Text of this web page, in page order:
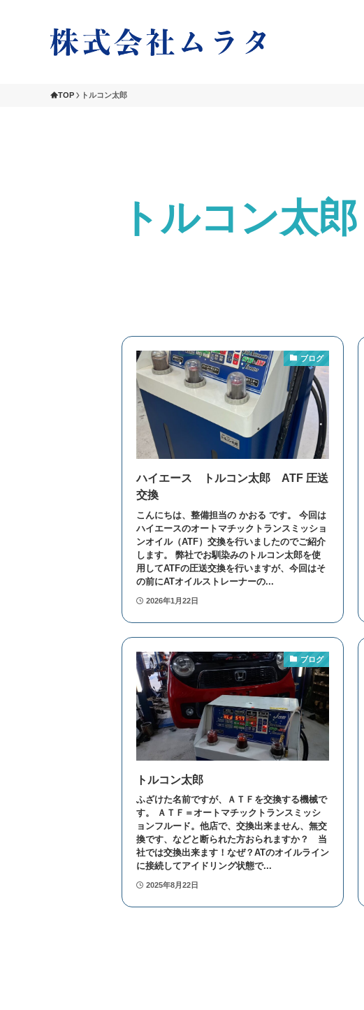
TOP トルコン太郎
トルコン太郎
ブログ
ハイエース トルコン太郎 ATF 圧送
交換
こんにちは、整備担当の かおる です。 今回は
ハイエースのオートマチックトランスミッショ
ンオイル（ATF）交換を行いましたのでご紹介
します。 弊社でお馴染みのトルコン太郎を使
用してATFの圧送交換を行いますが、今回はそ
の前にATオイルストレーナーの...
2026年1月22日
ブログ
トルコン太郎
ふざけた名前ですが、ＡＴＦを交換する機械で
す。 ＡＴＦ＝オートマチックトランスミッシ
ョンフルード。他店で、交換出来ません、無交
換です、などと断られた方おられますか？ 当
社では交換出来ます！なぜ？ATのオイルライン
に接続してアイドリング状態で...
2025年8月22日